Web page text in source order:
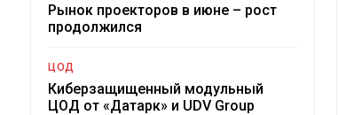
Рынок проекторов в июне – рост
продолжился
ЦОД
Киберзащищенный модульный
ЦОД от «Датарк» и UDV Group